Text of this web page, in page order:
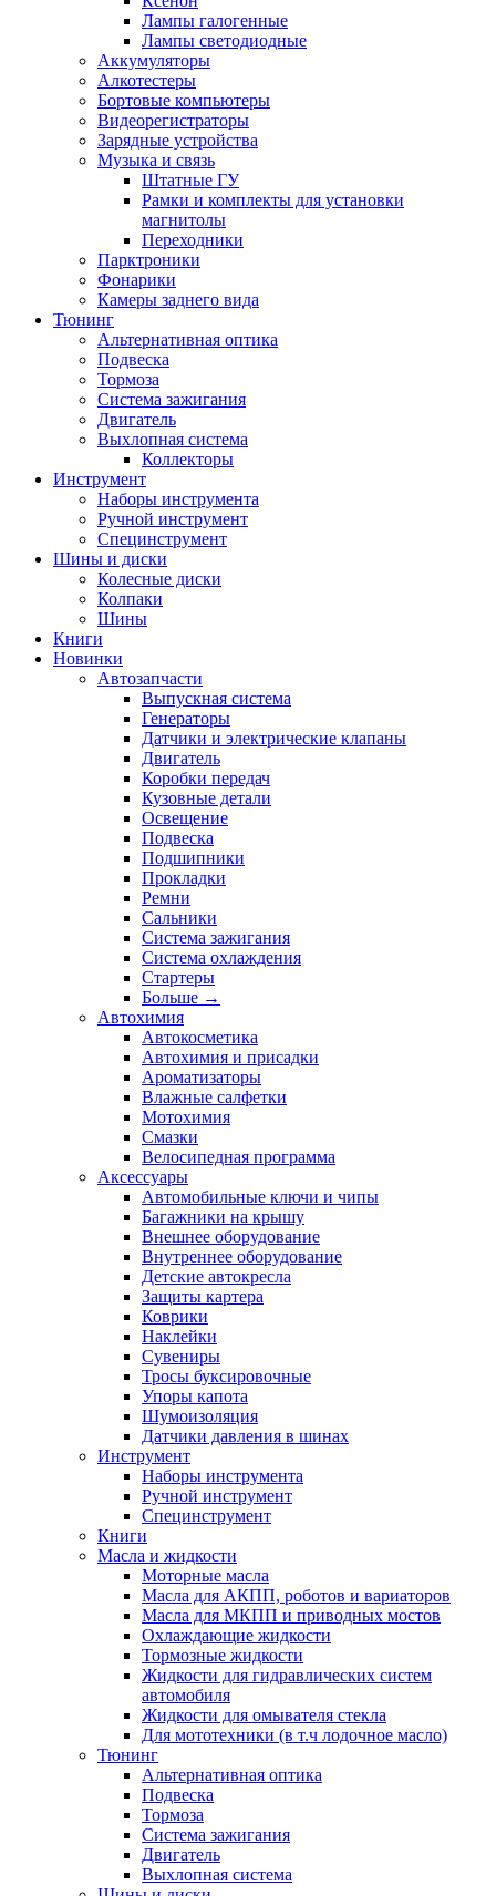
Лампы галогенные
Лампы светодиодные
Аккумуляторы
Алкотестеры
Бортовые компьютеры
Видеорегистраторы
Зарядные устройства
Музыка и связь
Штатные ГУ
Рамки и комплекты для установки
магнитолы
Переходники
Парктроники
Фонарики
Камеры заднего вида
Тюнинг
Альтернативная оптика
Подвеска
Тормоза
Система зажигания
Двигатель
Выхлопная система
Коллекторы
Инструмент
Наборы инструмента
Ручной инструмент
Специнструмент
Шины и диски
Колесные диски
Колпаки
Шины
Книги
Новинки
Автозапчасти
Выпускная система
Генераторы
Датчики и электрические клапаны
Двигатель
Коробки передач
Кузовные детали
Освещение
Подвеска
Подшипники
Прокладки
Ремни
Сальники
Система зажигания
Система охлаждения
Стартеры
Больше →
Автохимия
Автокосметика
Автохимия и присадки
Ароматизаторы
Влажные салфетки
Мотохимия
Смазки
Велосипедная программа
Аксессуары
Автомобильные ключи и чипы
Багажники на крышу
Внешнее оборудование
Внутреннее оборудование
Детские автокресла
Защиты картера
Коврики
Наклейки
Сувениры
Тросы буксировочные
Упоры капота
Шумоизоляция
Датчики давления в шинах
Инструмент
Наборы инструмента
Ручной инструмент
Специнструмент
Книги
Масла и жидкости
Моторные масла
Масла для АКПП, роботов и вариаторов
Масла для МКПП и приводных мостов
Охлаждающие жидкости
Тормозные жидкости
Жидкости для гидравлических систем
автомобиля
Жидкости для омывателя стекла
Для мототехники (в т.ч лодочное масло)
Тюнинг
Альтернативная оптика
Подвеска
Тормоза
Система зажигания
Двигатель
Выхлопная система